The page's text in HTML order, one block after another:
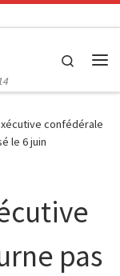
Search
confédérale
le 6 juin
pas